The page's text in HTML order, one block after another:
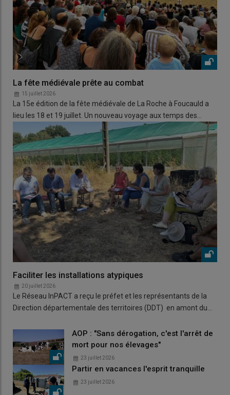
La fête médiévale prête au combat
15 juillet 2026
La 15e édition de la fête médiévale de La Roche à Foucauld a
lieu les 18 et 19 juillet. Un nouveau voyage aux temps des…
Faciliter les installations atypiques
20 juillet 2026
Le Réseau InPACT a reçu le préfet et les représentants de la
Direction départementale des territoires (DDT) en amont du…
AOP : "Sans dérogation, c'est l'arrêt de
mort pour nos élevages"
23 juillet 2026
Partir en vacances l'esprit tranquille
23 juillet 2026